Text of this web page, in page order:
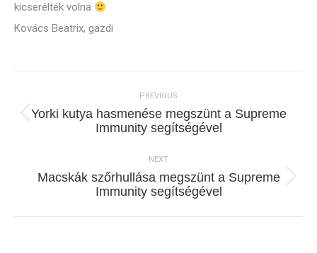
kicserélték volna
Kovács Beatrix, gazdi
navigation
PREVIOUS
Previous
post:
Yorki kutya hasmenése megszünt a Supreme
Immunity segítségével
NEXT
Next
post:
Macskák szőrhullása megszünt a Supreme
Immunity segítségével